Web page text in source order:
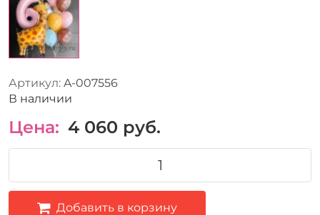
Артикул: A-007556
В наличии
Цена: 4 060 руб.
Добавить в корзину